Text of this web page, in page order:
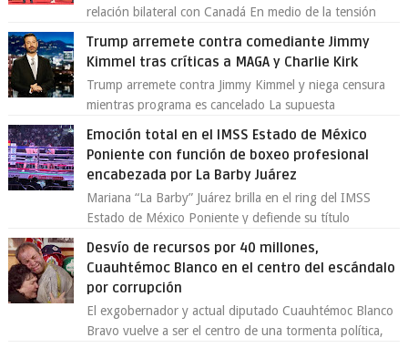
relación bilateral con Canadá En medio de la tensión
Trump arremete contra comediante Jimmy
Kimmel tras críticas a MAGA y Charlie Kirk
Trump arremete contra Jimmy Kimmel y niega censura
mientras programa es cancelado La supuesta
Emoción total en el IMSS Estado de México
Poniente con función de boxeo profesional
encabezada por La Barby Juárez
Mariana “La Barby” Juárez brilla en el ring del IMSS
Estado de México Poniente y defiende su título
Supergallo La Unidad Deportiva Cuauhtémo...
Desvío de recursos por 40 millones,
Cuauhtémoc Blanco en el centro del escándalo
por corrupción
El exgobernador y actual diputado Cuauhtémoc Blanco
Bravo vuelve a ser el centro de una tormenta política,